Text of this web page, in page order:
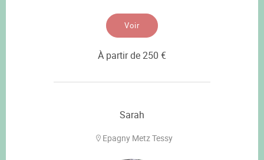
Voir
À partir de 250 €
Sarah
Epagny Metz Tessy